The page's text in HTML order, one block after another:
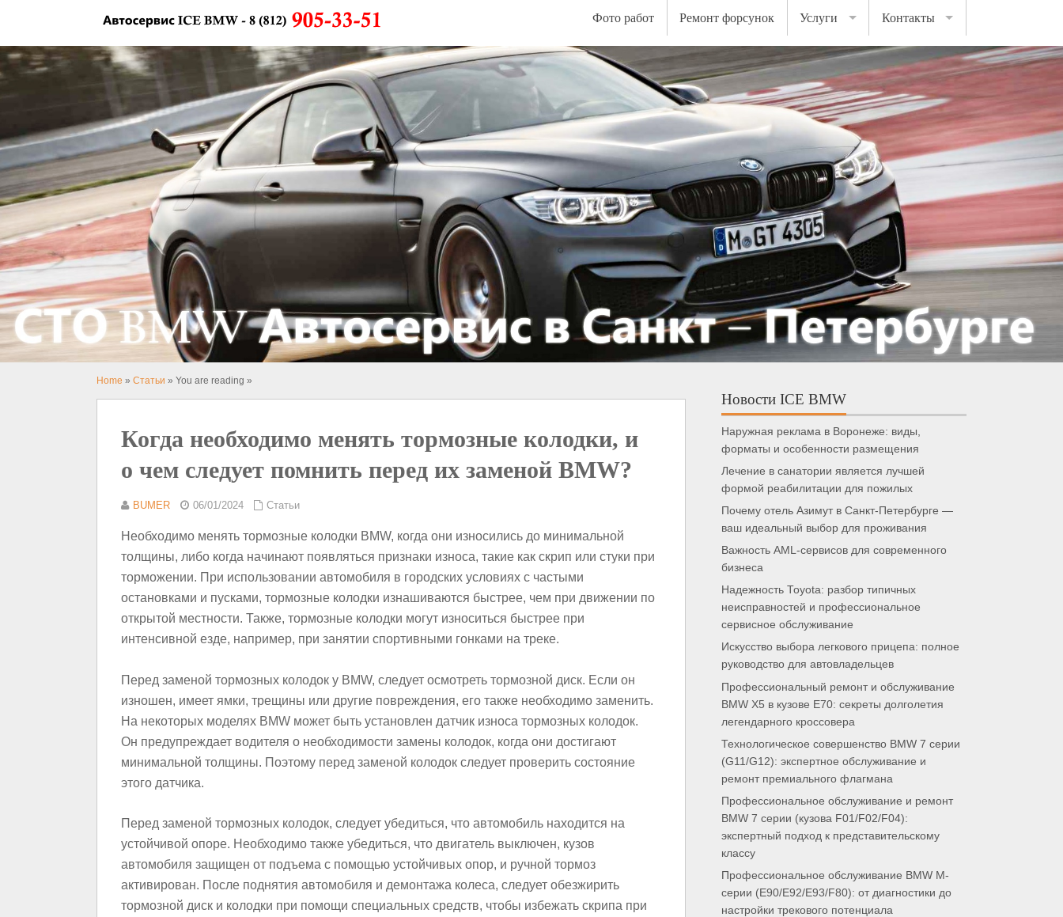
Фото работ Ремонт форсунок Услуги Контакты
Home » Статьи » You are reading »
Когда необходимо менять тормозные колодки, и
o чем следует помнить перед их заменой BMW?
BUMER 06/01/2024 Статьи
Необходимо менять тормозные колодки BMW, когда они износились до минимальной
толщины, либо когда начинают появляться признаки износа, такие как скрип или стуки при
торможении. При использовании автомобиля в городских условиях с частыми
остановками и пусками, тормозные колодки изнашиваются быстрее, чем при движении по
открытой местности. Также, тормозные колодки могут износиться быстрее при
интенсивной езде, например, при занятии спортивными гонками на треке.
Перед заменой тормозных колодок у BMW, следует осмотреть тормозной диск. Если он
изношен, имеет ямки, трещины или другие повреждения, его также необходимо заменить.
На некоторых моделях BMW может быть установлен датчик износа тормозных колодок.
Он предупреждает водителя о необходимости замены колодок, когда они достигают
минимальной толщины. Поэтому перед заменой колодок следует проверить состояние
этого датчика.
Перед заменой тормозных колодок, следует убедиться, что автомобиль находится на
устойчивой опоре. Необходимо также убедиться, что двигатель выключен, кузов
автомобиля защищен от подъема с помощью устойчивых опор, и ручной тормоз
активирован. После поднятия автомобиля и демонтажа колеса, следует обезжирить
тормозной диск и колодки при помощи специальных средств, чтобы избежать скрипа при
Новости ICE BMW
Наружная реклама в Воронеже: виды,
форматы и особенности размещения
Лечение в санатории является лучшей
формой реабилитации для пожилых
Почему отель Азимут в Санкт-Петербурге —
ваш идеальный выбор для проживания
Важность AML-сервисов для современного
бизнеса
Надежность Toyota: разбор типичных
неисправностей и профессиональное
сервисное обслуживание
Искусство выбора легкового прицепа: полное
руководство для автовладельцев
Профессиональный ремонт и обслуживание
BMW X5 в кузове E70: секреты долголетия
легендарного кроссовера
Технологическое совершенство BMW 7 серии
(G11/G12): экспертное обслуживание и
ремонт премиального флагмана
Профессиональное обслуживание и ремонт
BMW 7 серии (кузова F01/F02/F04):
экспертный подход к представительскому
классу
Профессиональное обслуживание BMW M-
серии (E90/E92/E93/F80): от диагностики до
настройки трекового потенциала